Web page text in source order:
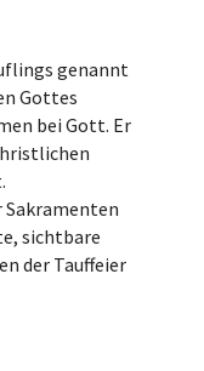
genannt
Gottes
bei Gott. Er
Sakramenten
sichtbare
der Tauffeier